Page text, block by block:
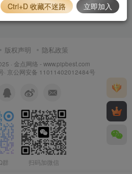
版权声明 隐私政策
· 金点网络 - www.pipbest.com
· 京公网安备 11011402012484号
群 扫码加微信
Ctrl+D 收藏不迷路 立即加入